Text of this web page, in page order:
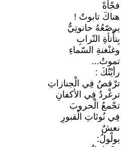
فجْأةً
هناكَ تابوتٌ !
يرصّعُهُ حانوتِيٌّ
بِتأْتأةِ التّرابِ
وغنْغنةِ السّماءِ
تموتُ...
رأيْتُكَ :
ترْقصُ فِي الْجنازاتِ
ترغْردُ فِي الأكفانِ
تجْمعُ الْحروبَ
فِي نُوتَاتِ الْقبورِ
نعشٌ
يولْولُ: